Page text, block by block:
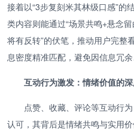
接着以“3步复刻米其林级口感”的
类内容则能通过“场景共鸣+悬念
将有反转”的伏笔，推动用户完整
息密度精准匹配，避免因信息冗
互动行为激发：情绪价值的
点赞、收藏、评论等互动行
认可，其背后是情绪共鸣与实用